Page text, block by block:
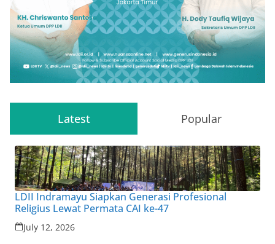
Latest Popular
LDII Indramayu Siapkan Generasi Profesional
Religius Lewat Permata CAI ke-47
July 12, 2026